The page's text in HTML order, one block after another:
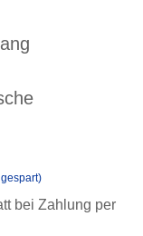
bei Zahlung per